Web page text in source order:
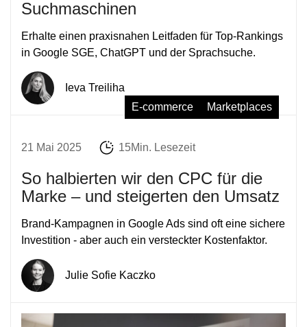
Suchmaschinen
Erhalte einen praxisnahen Leitfaden für Top-Rankings
in Google SGE, ChatGPT und der Sprachsuche.
Ieva Treiliha
E-commerce
Marketplaces
21 Mai 2025 15Min. Lesezeit
So halbierten wir den CPC für die
Marke – und steigerten den Umsatz
Brand-Kampagnen in Google Ads sind oft eine sichere
Investition - aber auch ein versteckter Kostenfaktor.
Julie Sofie Kaczko